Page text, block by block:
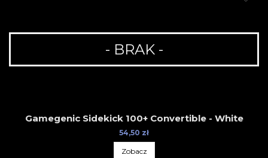
- BRAK -
Gamegenic Sidekick 100+ Convertible - White
54,50 zł
Zobacz